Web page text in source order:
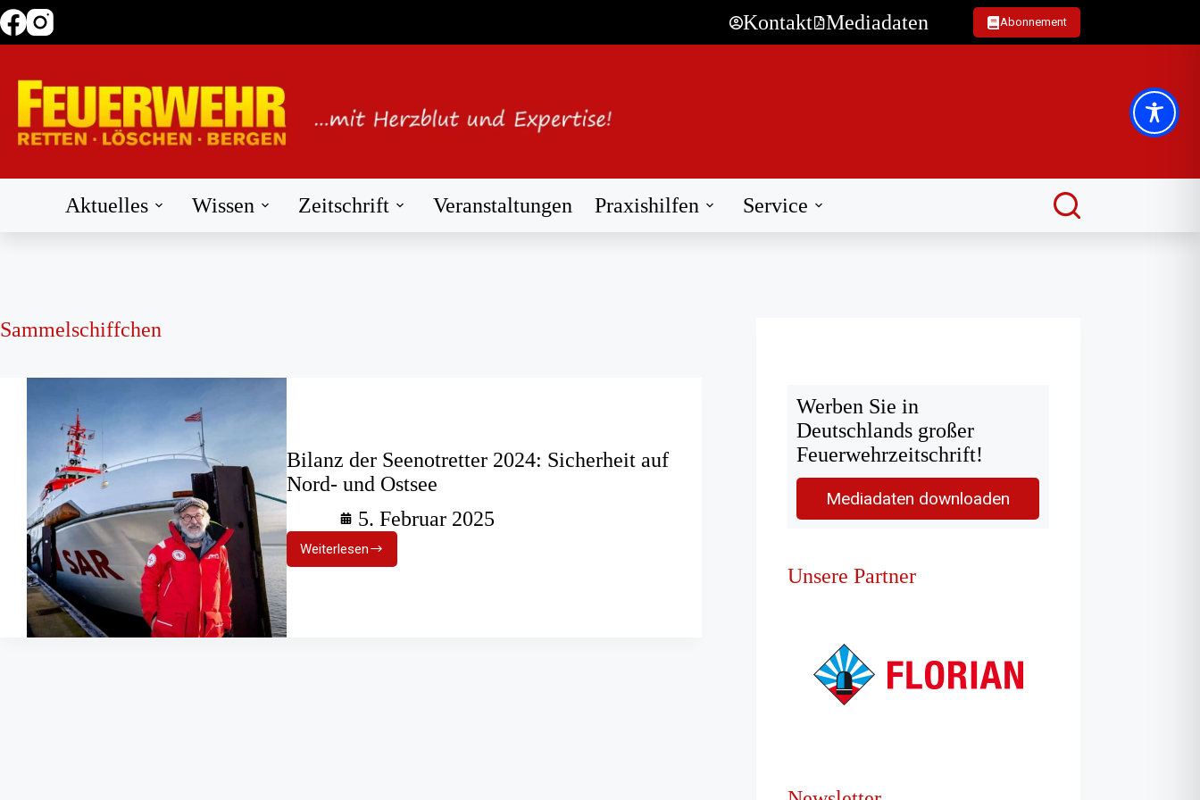
Zum
Inhalt
Kontakt Mediadaten Abonnement
Aktuelles Wissen Zeitschrift Veranstaltungen Praxishilfen Service
Sammelschiffchen
Bilanz der Seenotretter 2024: Sicherheit auf
Nord- und Ostsee
5. Februar 2025
Weiterlesen
Bilanz
der
Werben Sie in
Deutschlands großer
Feuerwehrzeitschrift!
Mediadaten downloaden
Unsere Partner